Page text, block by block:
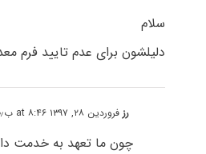
سلام
دلیلشون برای عدم تایید فرم
رز فروردین ۲۸, ۱۳۹۷ at ۸:۴۶ ب٫ظ
چون ما تعهد به خدمت